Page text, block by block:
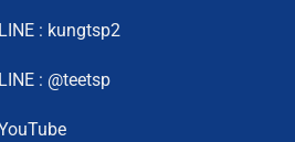
LINE : kungtsp2
LINE : @teetsp